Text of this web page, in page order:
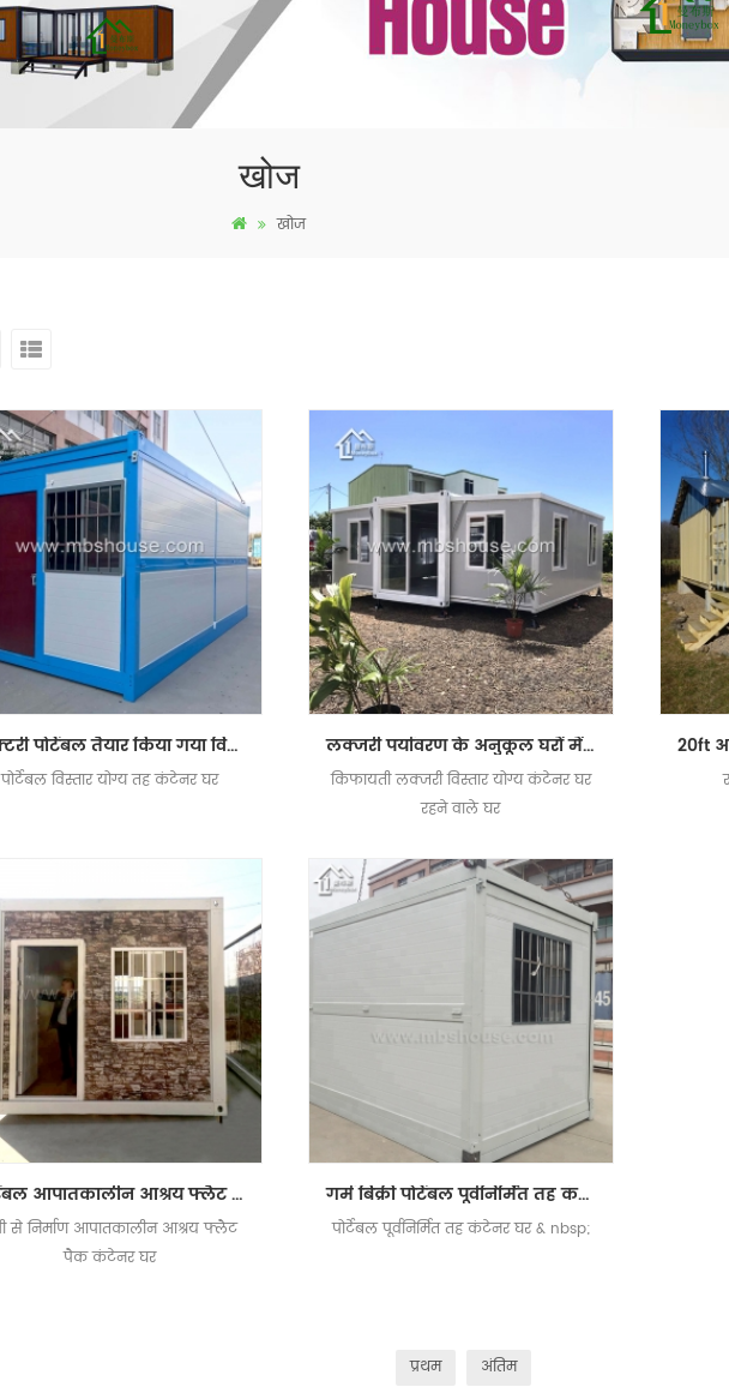
खोज
खोज
फैक्टरी पोर्टेबल तैयार किया गया विस्तार योग्य कंटेनर घर तह कंटेनर घर
पोर्टेबल विस्तार योग्य तह कंटेनर घर
लक्जरी पर्यावरण के अनुकूल घरों में फैला हुआ आश्रय कंटेनर घरों के लिए पूर्वनिर्मित
किफायती लक्जरी विस्तार योग्य कंटेनर घर
रहने वाले घर
पोर्टेबल आपातकालीन आश्रय फ्लैट पैक कंटेनर घर
से निर्माण आपातकालीन आश्रय फ्लैट
पैक कंटेनर घर
गर्म बिक्री पोर्टेबल पूर्वनिर्मित तह कंटेनर घर बिक्री के लिए
पोर्टेबल पूर्वनिर्मित तह कंटेनर घर & nbsp;
प्रथम
अंतिम